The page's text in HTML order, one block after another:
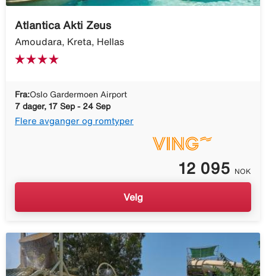
Atlantica Akti Zeus
Amoudara, Kreta, Hellas
Fra:Oslo Gardermoen Airport
7 dager, 17 Sep - 24 Sep
Flere avganger og romtyper
12 095 NOK
Velg